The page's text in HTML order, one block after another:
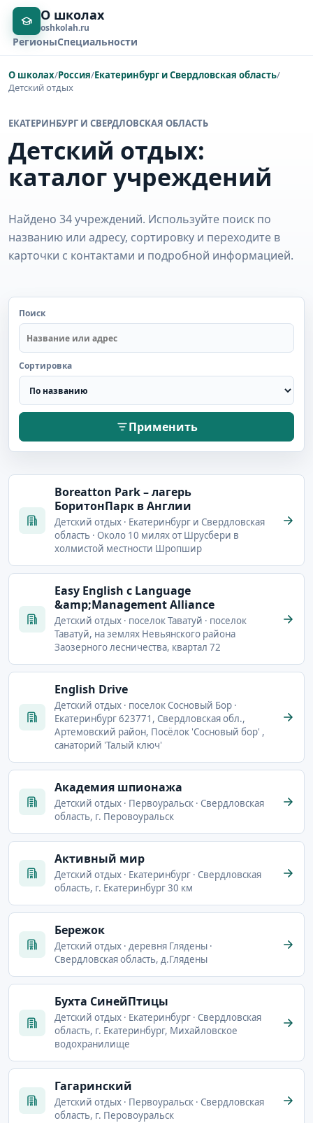
О школах
oshkolah.ru
РегионыСпециальности
О школах/Россия/Екатеринбург и Свердловская область/
Детский отдых
ЕКАТЕРИНБУРГ И СВЕРДЛОВСКАЯ ОБЛАСТЬ
Детский отдых:
каталог учреждений
Найдено 34 учреждений. Используйте поиск по
названию или адресу, сортировку и переходите в
карточки с контактами и подробной информацией.
Поиск
Сортировка
Применить
Boreatton Park – лагерь
БоритонПарк в Англии
Детский отдых · Екатеринбург и Свердловская
область · Около 10 милях от Шрусбери в
холмистой местности Шропшир
Easy English с Language
&amp;Management Alliance
Детский отдых · поселок Таватуй · поселок
Таватуй, на землях Невьянского района
Заозерного лесничества, квартал 72
English Drive
Детский отдых · поселок Сосновый Бор ·
Екатеринбург 623771, Свердловская обл.,
Артемовский район, Посёлок 'Сосновый бор' ,
санаторий 'Талый ключ'
Академия шпионажа
Детский отдых · Первоуральск · Свердловская
область, г. Перовоуральск
Активный мир
Детский отдых · Екатеринбург · Свердловская
область, г. Екатеринбург 30 км
Бережок
Детский отдых · деревня Глядены ·
Свердловская область, д.Глядены
Бухта СинейПтицы
Детский отдых · Екатеринбург · Свердловская
область, г. Екатеринбург, Михайловское
водохранилище
Гагаринский
Детский отдых · Первоуральск · Свердловская
область, г. Перовоуральск